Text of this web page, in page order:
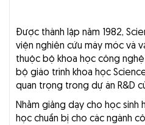
Được thành lập năm 1982,
viện nghiên cứu máy móc và
thuộc bộ khoa học công
bộ giáo trình khoa học
quan trọng trong dự án R&D
Nhằm giảng dạy cho học
học chuẩn bị cho các ngành